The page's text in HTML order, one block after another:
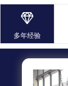

多年经验